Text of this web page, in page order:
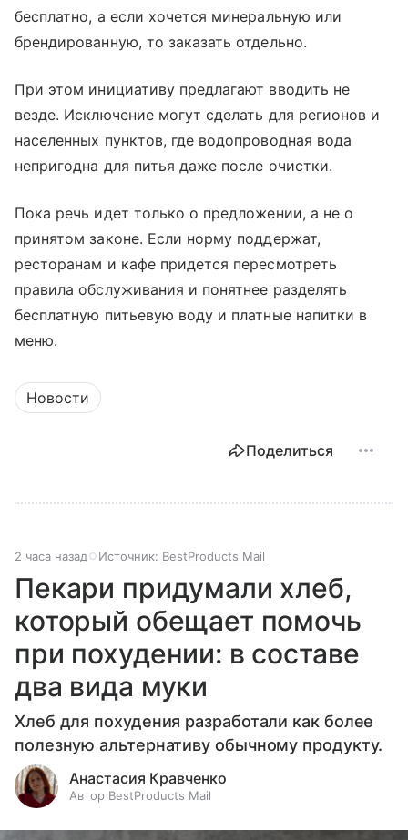
бесплатно, а если хочется минеральную или
брендированную, то заказать отдельно.
При этом инициативу предлагают вводить не
везде. Исключение могут сделать для регионов и
населенных пунктов, где водопроводная вода
непригодна для питья даже после очистки.
Пока речь идет только о предложении, а не о
принятом законе. Если норму поддержат,
ресторанам и кафе придется пересмотреть
правила обслуживания и понятнее разделять
бесплатную питьевую воду и платные напитки в
меню.
Новости
Поделиться
2 часа назад Источник: BestProducts Mail
Пекари придумали хлеб,
который обещает помочь
при похудении: в составе
два вида муки
Хлеб для похудения разработали как более
полезную альтернативу обычному продукту.
Анастасия Кравченко
Автор BestProducts Mail